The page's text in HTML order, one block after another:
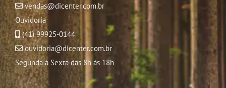
vendas@dicenter.com.br
Ouvidoria
(41) 99925-0144
ouvidoria@dicenter.com.br
Segunda à Sexta das 8h às 18h